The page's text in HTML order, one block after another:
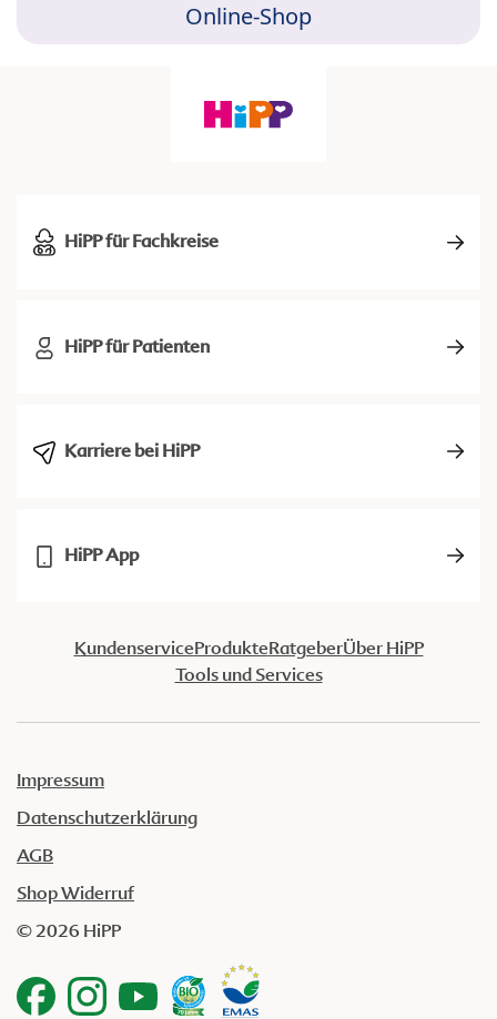
Online-Shop
HiPP für Fachkreise
HiPP für Patienten
Karriere bei HiPP
HiPP App
KundenserviceProdukteRatgeberÜber HiPP
Tools und Services
Impressum
Datenschutzerklärung
AGB
Shop Widerruf
© 2026 HiPP